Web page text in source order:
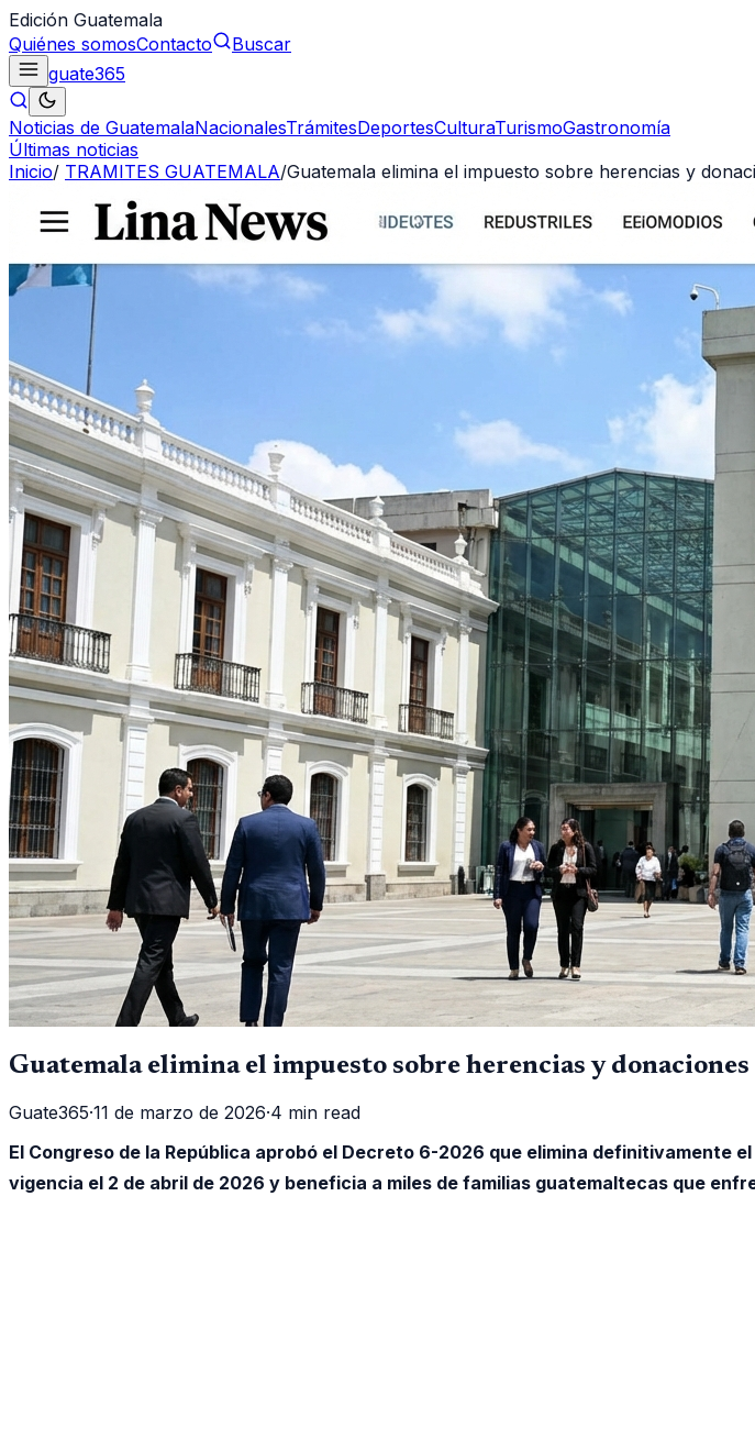
Edición Guatemala
Quiénes somosContacto
Buscar
guate365
Noticias de GuatemalaNacionalesTrámitesDeportesCulturaTurismoGastronomía
Últimas noticias
Inicio/ TRAMITES GUATEMALA/Guatemala elimina el impuesto sobre herencias y
Guatemala elimina el impuesto sobre herencias y
Guate365·11 de marzo de 2026·4 min read
El Congreso de la República aprobó el Decreto 6-2026 que elimina definitivamente
vigencia el 2 de abril de 2026 y beneficia a miles de familias guatemaltecas que